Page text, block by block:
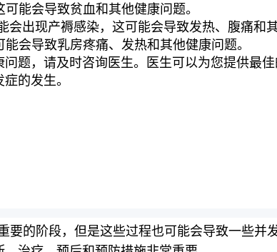
能会导致贫血和其他健康问题。
会出现产褥感染，这可能会导致发热、腹痛和
会导致乳房疼痛、发热和其他健康问题。
题，请及时咨询医生。医生可以为您提供最
的发生。
要的阶段，但是这些过程也可能会导致一些并